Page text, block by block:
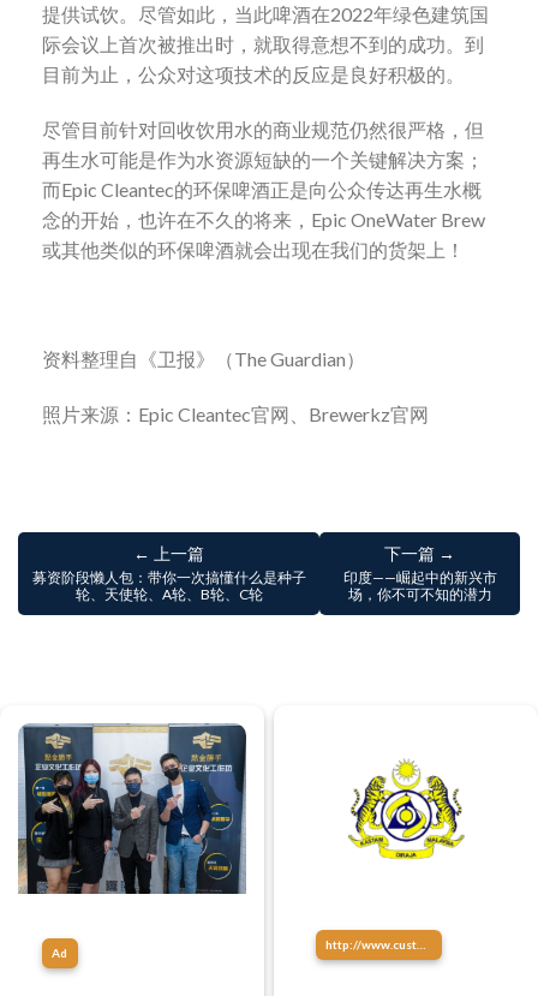
提供试饮。尽管如此，当此啤酒在2022年绿色建筑国
际会议上首次被推出时，就取得意想不到的成功。到
目前为止，公众对这项技术的反应是良好积极的。
尽管目前针对回收饮用水的商业规范仍然很严格，但
再生水可能是作为水资源短缺的一个关键解决方案；
而Epic Cleantec的环保啤酒正是向公众传达再生水概
念的开始，也许在不久的将来，Epic OneWater Brew
或其他类似的环保啤酒就会出现在我们的货架上！
资料整理自《卫报》（The Guardian）
照片来源：Epic Cleantec官网、Brewerkz官网
← 上一篇
募资阶段懒人包：带你一次搞懂什么是种子
轮、天使轮、A轮、B轮、C轮
下一篇 →
印度——崛起中的新兴市
场，你不可不知的潜力
Ad
http://www.customs.gov.my/